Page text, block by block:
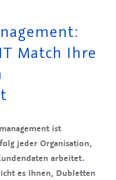
Match Ihre
ist
jeder Organisation,
arbeitet.
es Ihnen, Dubletten